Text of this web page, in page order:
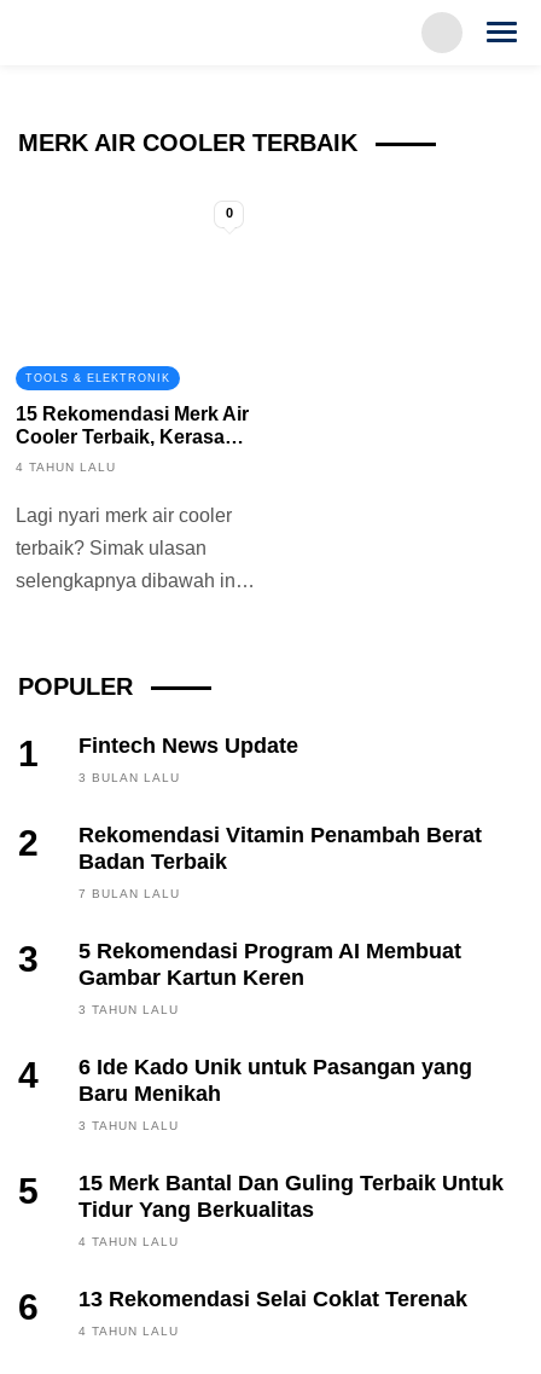
MERK AIR COOLER TERBAIK
0
TOOLS & ELEKTRONIK
15 Rekomendasi Merk Air
Cooler Terbaik, Kerasa
Sejuk nya
4 TAHUN LALU
Lagi nyari merk air cooler
terbaik? Simak ulasan
selengkapnya dibawah ini!
POPULER
1 Fintech News Update
3 BULAN LALU
2
Rekomendasi Vitamin Penambah Berat
Badan Terbaik
7 BULAN LALU
3
5 Rekomendasi Program AI Membuat
Gambar Kartun Keren
3 TAHUN LALU
4
6 Ide Kado Unik untuk Pasangan yang
Baru Menikah
3 TAHUN LALU
5
15 Merk Bantal Dan Guling Terbaik Untuk
Tidur Yang Berkualitas
4 TAHUN LALU
6 13 Rekomendasi Selai Coklat Terenak
4 TAHUN LALU